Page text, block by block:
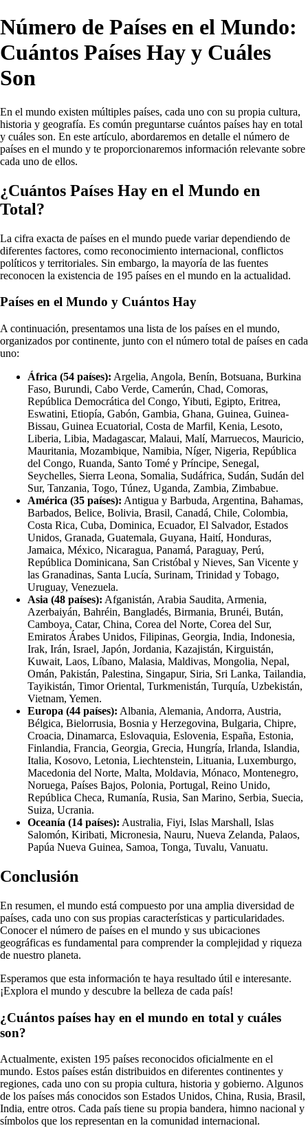
Número de Países en el Mundo:
Cuántos Países Hay y Cuáles
Son
En el mundo existen múltiples países, cada uno con su propia cultura,
historia y geografía. Es común preguntarse cuántos países hay en total
y cuáles son. En este artículo, abordaremos en detalle el número de
países en el mundo y te proporcionaremos información relevante sobre
cada uno de ellos.
¿Cuántos Países Hay en el Mundo en
Total?
La cifra exacta de países en el mundo puede variar dependiendo de
diferentes factores, como reconocimiento internacional, conflictos
políticos y territoriales. Sin embargo, la mayoría de las fuentes
reconocen la existencia de 195 países en el mundo en la actualidad.
Países en el Mundo y Cuántos Hay
A continuación, presentamos una lista de los países en el mundo,
organizados por continente, junto con el número total de países en cada
uno:
África (54 países): Argelia, Angola, Benín, Botsuana, Burkina
Faso, Burundi, Cabo Verde, Camerún, Chad, Comoras,
República Democrática del Congo, Yibuti, Egipto, Eritrea,
Eswatini, Etiopía, Gabón, Gambia, Ghana, Guinea, Guinea-
Bissau, Guinea Ecuatorial, Costa de Marfil, Kenia, Lesoto,
Liberia, Libia, Madagascar, Malaui, Malí, Marruecos, Mauricio,
Mauritania, Mozambique, Namibia, Níger, Nigeria, República
del Congo, Ruanda, Santo Tomé y Príncipe, Senegal,
Seychelles, Sierra Leona, Somalia, Sudáfrica, Sudán, Sudán del
Sur, Tanzania, Togo, Túnez, Uganda, Zambia, Zimbabue.
América (35 países): Antigua y Barbuda, Argentina, Bahamas,
Barbados, Belice, Bolivia, Brasil, Canadá, Chile, Colombia,
Costa Rica, Cuba, Dominica, Ecuador, El Salvador, Estados
Unidos, Granada, Guatemala, Guyana, Haití, Honduras,
Jamaica, México, Nicaragua, Panamá, Paraguay, Perú,
República Dominicana, San Cristóbal y Nieves, San Vicente y
las Granadinas, Santa Lucía, Surinam, Trinidad y Tobago,
Uruguay, Venezuela.
Asia (48 países): Afganistán, Arabia Saudita, Armenia,
Azerbaiyán, Bahréin, Bangladés, Birmania, Brunéi, Bután,
Camboya, Catar, China, Corea del Norte, Corea del Sur,
Emiratos Árabes Unidos, Filipinas, Georgia, India, Indonesia,
Irak, Irán, Israel, Japón, Jordania, Kazajistán, Kirguistán,
Kuwait, Laos, Líbano, Malasia, Maldivas, Mongolia, Nepal,
Omán, Pakistán, Palestina, Singapur, Siria, Sri Lanka, Tailandia,
Tayikistán, Timor Oriental, Turkmenistán, Turquía, Uzbekistán,
Vietnam, Yemen.
Europa (44 países): Albania, Alemania, Andorra, Austria,
Bélgica, Bielorrusia, Bosnia y Herzegovina, Bulgaria, Chipre,
Croacia, Dinamarca, Eslovaquia, Eslovenia, España, Estonia,
Finlandia, Francia, Georgia, Grecia, Hungría, Irlanda, Islandia,
Italia, Kosovo, Letonia, Liechtenstein, Lituania, Luxemburgo,
Macedonia del Norte, Malta, Moldavia, Mónaco, Montenegro,
Noruega, Países Bajos, Polonia, Portugal, Reino Unido,
República Checa, Rumanía, Rusia, San Marino, Serbia, Suecia,
Suiza, Ucrania.
Oceanía (14 países): Australia, Fiyi, Islas Marshall, Islas
Salomón, Kiribati, Micronesia, Nauru, Nueva Zelanda, Palaos,
Papúa Nueva Guinea, Samoa, Tonga, Tuvalu, Vanuatu.
Conclusión
En resumen, el mundo está compuesto por una amplia diversidad de
países, cada uno con sus propias características y particularidades.
Conocer el número de países en el mundo y sus ubicaciones
geográficas es fundamental para comprender la complejidad y riqueza
de nuestro planeta.
Esperamos que esta información te haya resultado útil e interesante.
¡Explora el mundo y descubre la belleza de cada país!
¿Cuántos países hay en el mundo en total y cuáles
son?
Actualmente, existen 195 países reconocidos oficialmente en el
mundo. Estos países están distribuidos en diferentes continentes y
regiones, cada uno con su propia cultura, historia y gobierno. Algunos
de los países más conocidos son Estados Unidos, China, Rusia, Brasil,
India, entre otros. Cada país tiene su propia bandera, himno nacional y
símbolos que los representan en la comunidad internacional.